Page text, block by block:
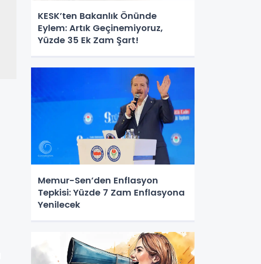
KESK’ten Bakanlık Önünde
Eylem: Artık Geçinemiyoruz,
Yüzde 35 Ek Zam Şart!
Memur-Sen’den Enflasyon
Tepkisi: Yüzde 7 Zam Enflasyona
Yenilecek